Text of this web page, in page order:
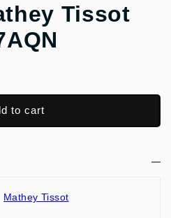
Tissot
to cart
Mathey Tissot